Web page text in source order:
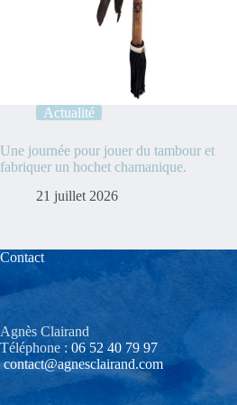
Actualité
Une journée pour jouer du tambour et
fabriquer un hochet chamanique.
21 juillet 2026
Contact
Agnès Clairand
Téléphone : 06 52 40 79 97‬
contact@agnesclairand.com